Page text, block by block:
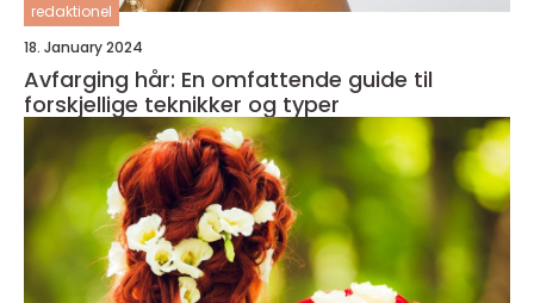
redaktionel
18. January 2024
Avfarging hår: En omfattende guide til
forskjellige teknikker og typer